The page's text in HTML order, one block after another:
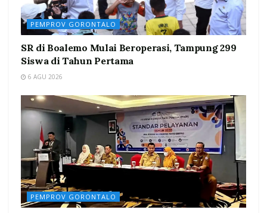
PEMPROV GORONTALO
SR di Boalemo Mulai Beroperasi, Tampung 299
Siswa di Tahun Pertama
6 AGU 2026
PEMPROV GORONTALO